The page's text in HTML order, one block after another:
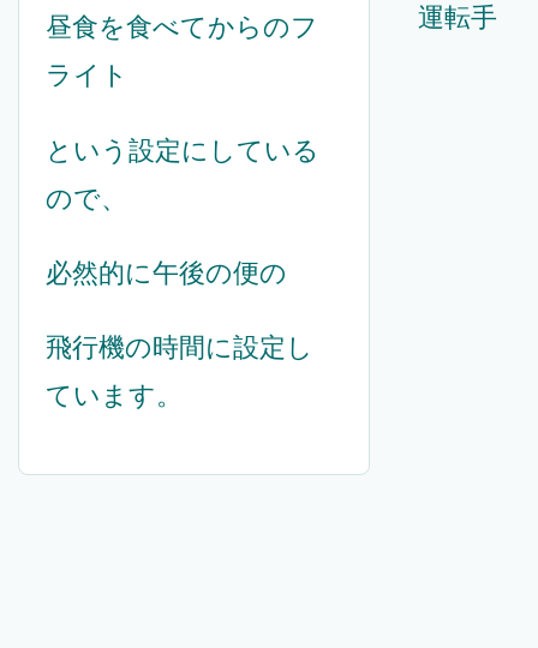
運転手
昼食を食べてからのフ
ライト
という設定にしている
ので、
必然的に午後の便の
飛行機の時間に設定し
ています。